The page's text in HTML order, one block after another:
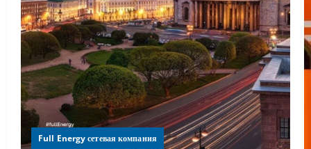
Full Energy сетевая компания